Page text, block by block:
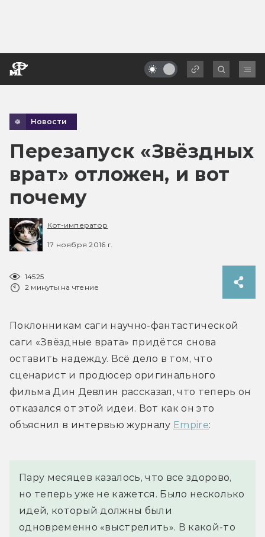
Новости
Перезапуск «Звёздных
врат» отложен, и вот
почему
Кот-император
17 ноября 2016 г.
14525
2 минуты на чтение
Поклонникам саги научно-фантастической
саги «Звёздные врата» придётся снова
оставить надежду. Всё дело в том, что
сценарист и продюсер оригинального
фильма Дин Девлин рассказал, что теперь он
отказался от этой идеи. Вот как он это
объяснил в интервью журналу Empire:
Пару месяцев казалось, что все здорово,
но теперь уже не кажется. Было несколько
идей, который должны были
одновременно «выстрелить». В какой-то